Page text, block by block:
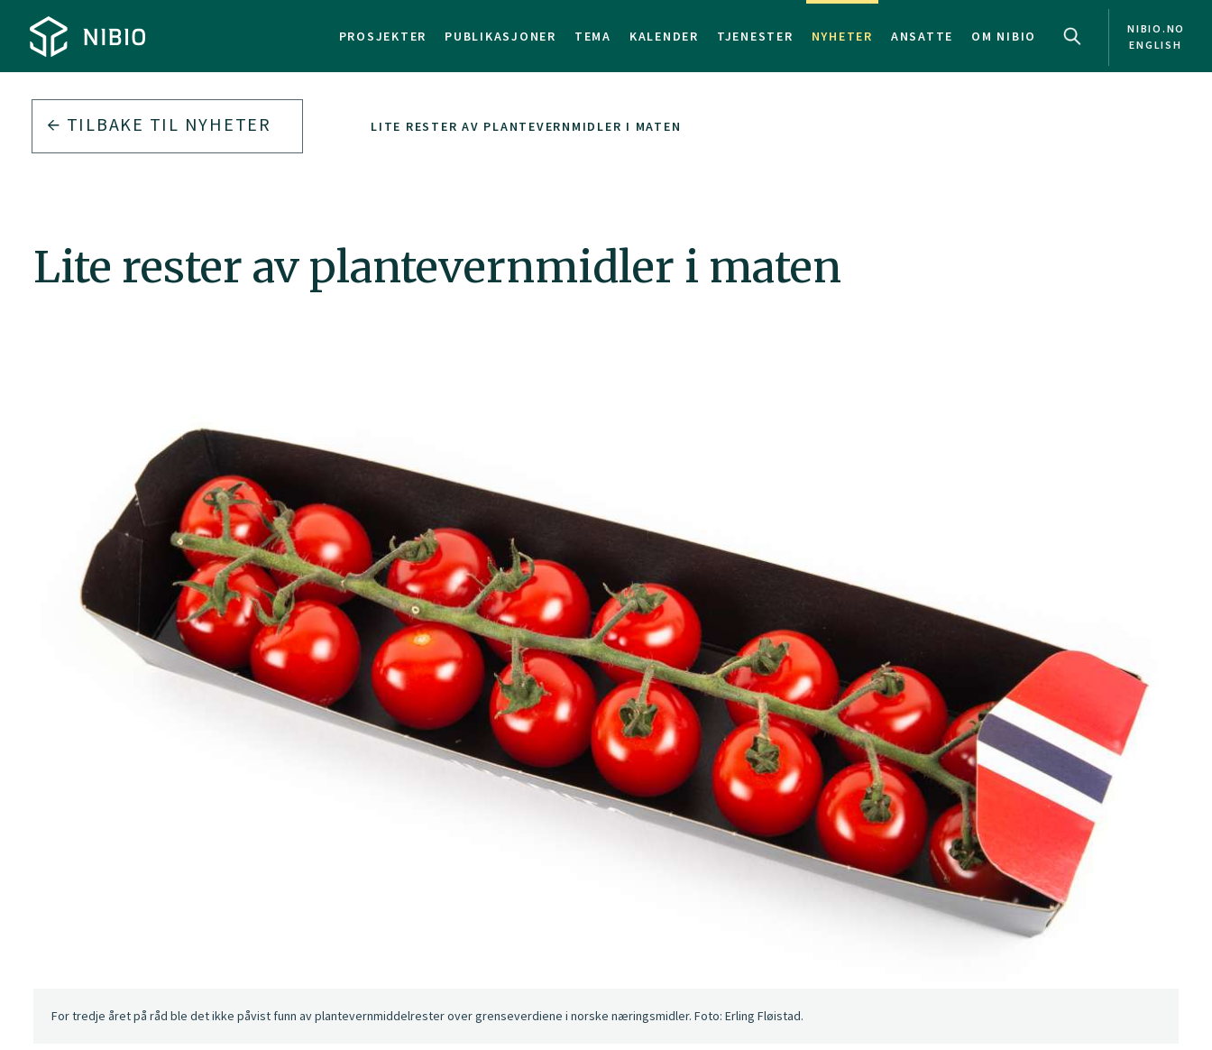
PROSJEKTER PUBLIKASJONER TEMA KALENDER TJENESTER NYHETER ANSATTE OM NIBIO
NIBIO.NO
ENGLISH
TILBAKE TIL NYHETER LITE RESTER AV PLANTEVERNMIDLER I MATEN
Lite rester av plantevernmidler i maten
For tredje året på råd ble det ikke påvist funn av plantevernmiddelrester over grenseverdiene i norske næringsmidler. Foto: Erling Fløistad.